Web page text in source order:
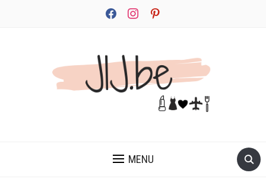
facebookinstagrampinterest
MENU